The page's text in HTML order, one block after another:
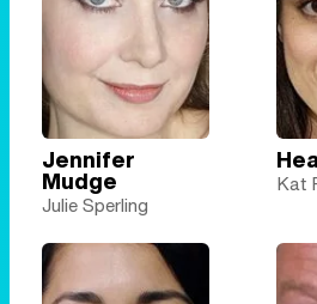
Jennifer
Mudge
Julie Sperling
Kat